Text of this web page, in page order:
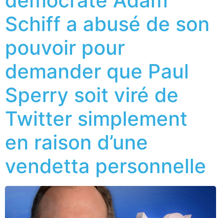
Schiff a abusé de son
pouvoir pour
demander que Paul
Sperry soit viré de
Twitter simplement
en raison d’une
vendetta personnelle